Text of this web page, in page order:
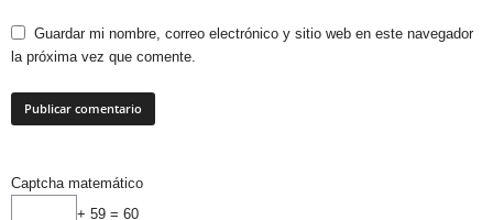
Guardar mi nombre, correo electrónico y sitio web en este navegador
la próxima vez que comente.
Captcha matemático
+ 59 = 60